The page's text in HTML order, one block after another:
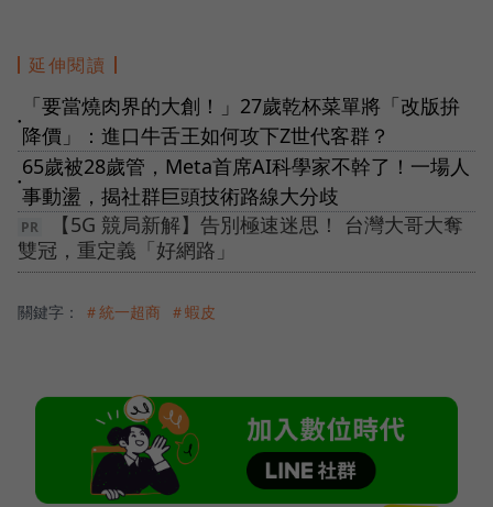
延伸閱讀
●
「要當燒肉界的大創！」27歲乾杯菜單將「改版拚
降價」：進口牛舌王如何攻下Z世代客群？
●
65歲被28歲管，Meta首席AI科學家不幹了！一場人
事動盪，揭社群巨頭技術路線大分歧
【5G 競局新解】告別極速迷思！ 台灣大哥大奪
雙冠，重定義「好網路」
關鍵字： ＃統一超商 ＃蝦皮